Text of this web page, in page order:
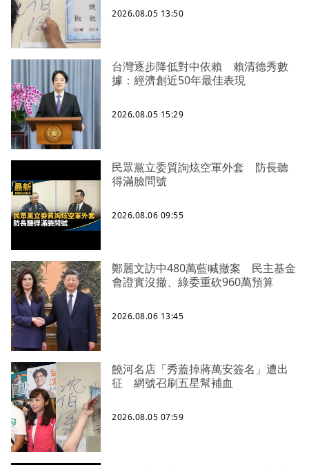
2026.08.05 13:50
台灣逐步降低對中依賴 賴清德秀數
據：經濟創近50年最佳表現
2026.08.05 15:29
民眾黨立委質詢炫空軍外套 防長聽
得滿臉問號
2026.08.06 09:55
鄭麗文訪中480萬藍喊撤案 民主基金
會證實沒撤、綠委重砍960萬預算
2026.08.06 13:45
饒河名店「秀蓋掉蔣萬安簽名」遭出
征 網號召刷五星幫補血
2026.08.05 07:59